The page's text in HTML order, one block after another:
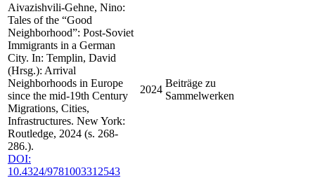
Aivazishvili-Gehne, Nino:
Tales of the “Good
Neighborhood”: Post-Soviet
Immigrants in a German
City. In: Templin, David
(Hrsg.): Arrival
Neighborhoods in Europe
since the mid-19th Century
Migrations, Cities,
Infrastructures. New York:
Routledge, 2024 (s. 268-
286.).
DOI:
10.4324/9781003312543
2024
Beiträge zu
Sammelwerken